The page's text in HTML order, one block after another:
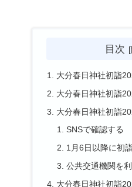
目次
大分春日神社初詣
大分春日神社初詣
大分春日神社初詣
SNSで確認する
1月6日以降に初
公共交通機関を
大分春日神社初詣